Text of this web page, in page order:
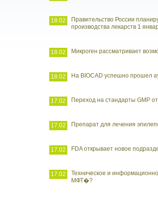
18.02
Правительство России
производства лекарств 1
18.02 Микроген рассматривает
18.02 На BIOCAD успешно прошел
17.02 Переход на стандарты GMP
17.02 Препарат для лечения
17.02 FDA открывает новое
17.02
Техническое и
МФТ�?